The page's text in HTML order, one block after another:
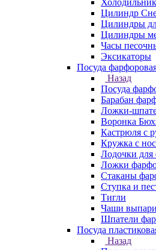
Цилиндр
Цилиндры
Цилиндры
Часы
Эксикаторы
Посуда
Назад
Посуда
Барабан
Ложки-
Воронка
Кастрюля с
Кружка с
Лодочки для
Ложки
Стаканы
Ступка и
Тигли
Чаши
Шпатели
Посуда
Назад